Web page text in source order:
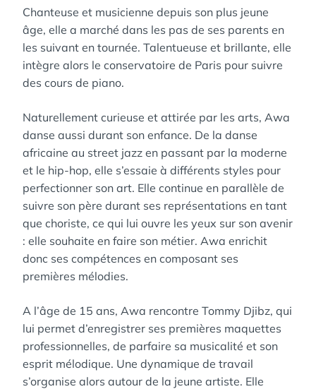
Chanteuse et musicienne depuis son plus jeune
âge, elle a marché dans les pas de ses parents en
les suivant en tournée. Talentueuse et brillante, elle
intègre alors le conservatoire de Paris pour suivre
des cours de piano.
Naturellement curieuse et attirée par les arts, Awa
danse aussi durant son enfance. De la danse
africaine au street jazz en passant par la moderne
et le hip-hop, elle s’essaie à différents styles pour
perfectionner son art. Elle continue en parallèle de
suivre son père durant ses représentations en tant
que choriste, ce qui lui ouvre les yeux sur son avenir
: elle souhaite en faire son métier. Awa enrichit
donc ses compétences en composant ses
premières mélodies.
A l’âge de 15 ans, Awa rencontre Tommy Djibz, qui
lui permet d’enregistrer ses premières maquettes
professionnelles, de parfaire sa musicalité et son
esprit mélodique. Une dynamique de travail
s’organise alors autour de la jeune artiste. Elle